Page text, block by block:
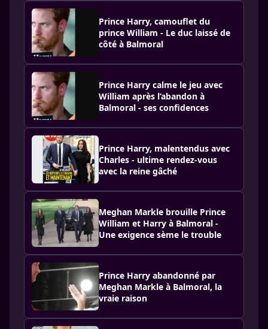
Prince Harry, camouflet du
prince William - Le duc laissé de
côté à Balmoral
Prince Harry calme le jeu avec
William après l’abandon à
Balmoral - ses confidences
Prince Harry, malentendus avec
Charles - ultime rendez-vous
avec la reine gâché
Meghan Markle brouille Prince
William et Harry à Balmoral -
Une exigence sème le trouble
Prince Harry abandonné par
Meghan Markle à Balmoral, la
vraie raison